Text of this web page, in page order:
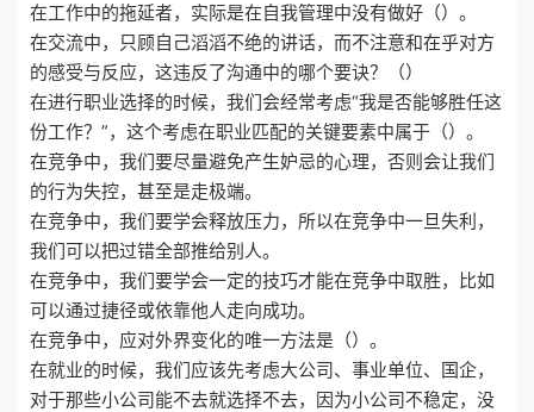
在工作中的拖延者，实际是在自我管理中没有做好（）。
在交流中，只顾自己滔滔不绝的讲话，而不注意和在乎对方
的感受与反应，这违反了沟通中的哪个要诀？（）
在进行职业选择的时候，我们会经常考虑“我是否能够胜任这
份工作？”，这个考虑在职业匹配的关键要素中属于（）。
在竞争中，我们要尽量避免产生妒忌的心理，否则会让我们
的行为失控，甚至是走极端。
在竞争中，我们要学会释放压力，所以在竞争中一旦失利，
我们可以把过错全部推给别人。
在竞争中，我们要学会一定的技巧才能在竞争中取胜，比如
可以通过捷径或依靠他人走向成功。
在竞争中，应对外界变化的唯一方法是（）。
在就业的时候，我们应该先考虑大公司、事业单位、国企，
对于那些小公司能不去就选择不去，因为小公司不稳定，没